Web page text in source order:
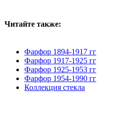
Читайте также:
Фарфор 1894-1917 гг
Фарфор 1917-1925 гг
Фарфор 1925-1953 гг
Фарфор 1954-1990 гг
Коллекция стекла